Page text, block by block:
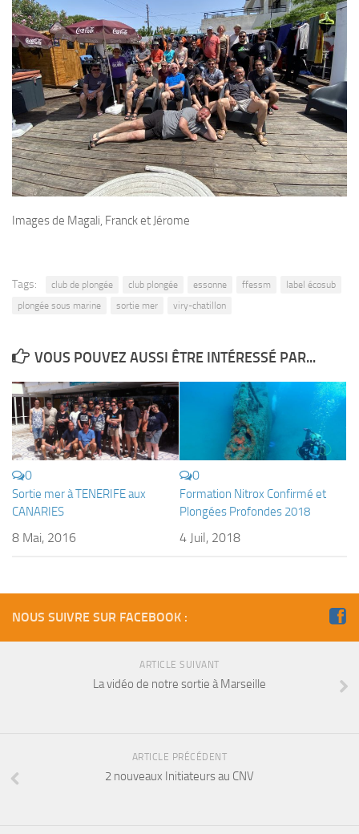
Images de Magali, Franck et Jérome
Tags: club de plongée club plongée essonne ffessm
label écosub
plongée sous marine
sortie mer viry-chatillon
VOUS POUVEZ AUSSI ÊTRE INTÉRESSÉ PAR...
0
Sortie mer à TENERIFE aux
CANARIES
8 Mai, 2016
0
Formation Nitrox Confirmé et
Plongées Profondes 2018
4 Juil, 2018
NOUS SUIVRE SUR FACEBOOK :
ARTICLE SUIVANT
La vidéo de notre sortie à Marseille
ARTICLE PRÉCÉDENT
2 nouveaux Initiateurs au CNV